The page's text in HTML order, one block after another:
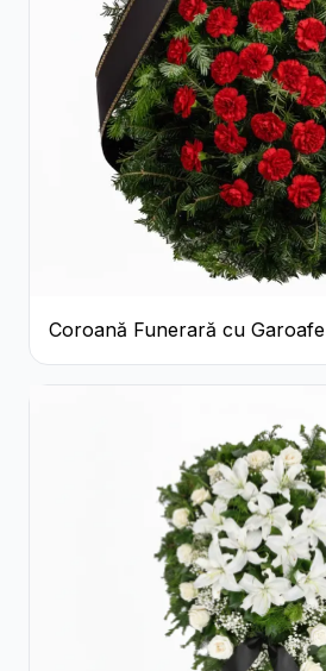
Coroană Funerară cu Garoafe